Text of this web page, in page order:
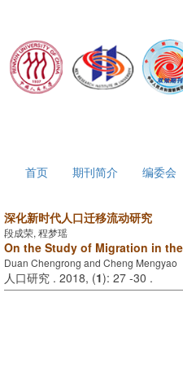
首页 期刊简介 编委会
深化新时代人口迁移流动研究
段成荣, 程梦瑶
On the Study of Migration in
Duan Chengrong and Cheng Mengyao
人口研究 . 2018, (1): 27 -30 .